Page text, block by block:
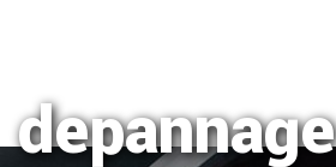
depannage